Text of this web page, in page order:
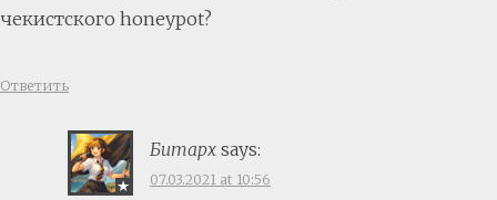
чекистского honeypot?
Ответить
Битарх says:
07.03.2021 at 10:56